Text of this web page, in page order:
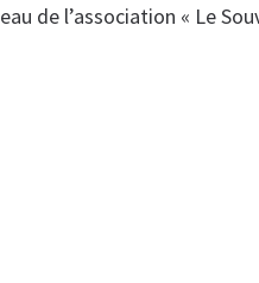
de l’association « Le